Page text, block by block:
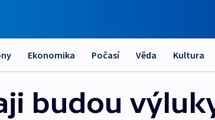
Ekonomika Počasí Věda Kultura
budou